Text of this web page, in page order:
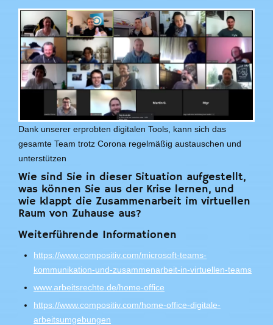
Dank unserer erprobten digitalen Tools, kann sich das
gesamte Team trotz Corona regelmäßig austauschen und
unterstützen
Wie sind Sie in dieser Situation aufgestellt,
was können Sie aus der Krise lernen, und
wie klappt die Zusammenarbeit im virtuellen
Raum von Zuhause aus?
Weiterführende Informationen
https://www.compositiv.com/microsoft-teams-
kommunikation-und-zusammenarbeit-in-virtuellen-teams
www.arbeitsrechte.de/home-office
https://www.compositiv.com/home-office-digitale-
arbeitsumgebungen